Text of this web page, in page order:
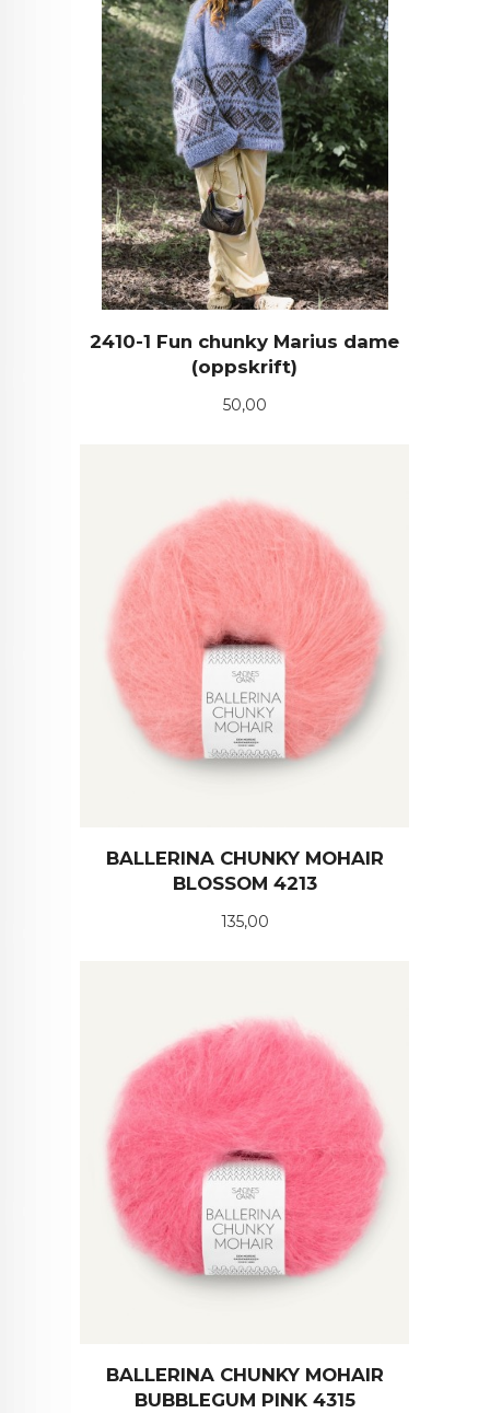
2410-1 Fun chunky Marius dame
(oppskrift)
Pris
50,00
BALLERINA CHUNKY MOHAIR
BLOSSOM 4213
Pris
135,00
BALLERINA CHUNKY MOHAIR
BUBBLEGUM PINK 4315